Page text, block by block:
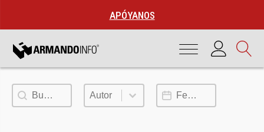
APÓYANOS
Buscar Autor
Autor Fecha de publicación